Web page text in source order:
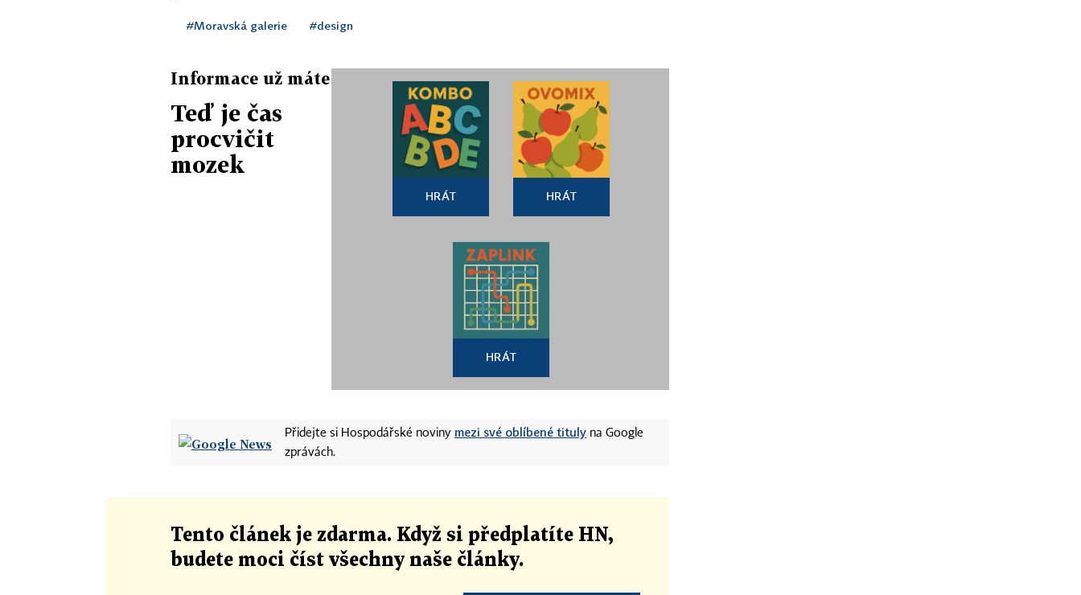
#Moravská galerie #design
Informace už máte
Teď je čas
procvičit
mozek
HRÁT HRÁT
HRÁT
Přidejte si Hospodářské noviny mezi své oblíbené tituly na Google
zprávách.
Tento článek je zdarma. Když si předplatíte HN,
budete moci číst všechny naše články.